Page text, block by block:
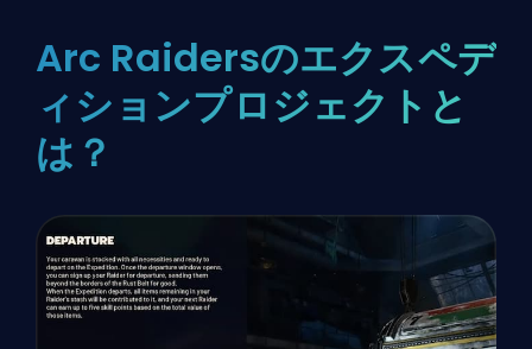
Arc Raidersのエクスペデ
ィションプロジェクトと
は？